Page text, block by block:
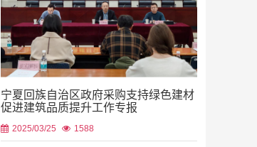
宁夏回族自治区政府采购支持绿色建材
促进建筑品质提升工作专报
2025/03/25 1588